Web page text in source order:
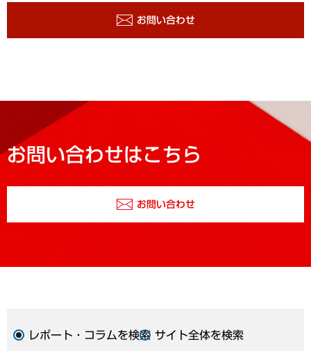
お問い合わせ
お問い合わせはこちら
お問い合わせ
レポート・コラムを検索 サイト全体を検索